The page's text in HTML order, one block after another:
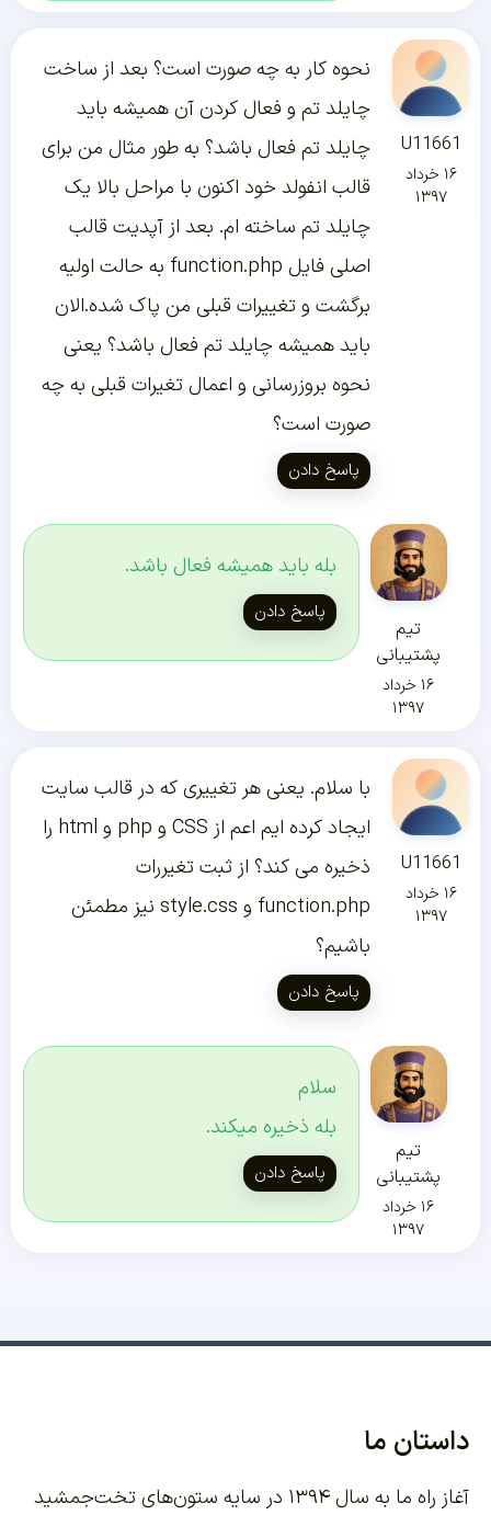
U11661
۱۶ خرداد
۱۳۹۷
نحوه کار به چه صورت است؟ بعد از ساخت
چایلد تم و فعال کردن آن همیشه باید
چایلد تم فعال باشد؟ به طور مثال من برای
قالب انفولد خود اکنون با مراحل بالا یک
چایلد تم ساخته ام. بعد از آپدیت قالب
اصلی فایل function.php به حالت اولیه
برگشت و تغییرات قبلی من پاک شده.الان
باید همیشه چایلد تم فعال باشد؟ یعنی
نحوه بروزرسانی و اعمال تغیرات قبلی به چه
صورت است؟
پاسخ دادن
تیم
پشتیبانی
۱۶ خرداد
۱۳۹۷
بله باید همیشه فعال باشد.
پاسخ دادن
U11661
۱۶ خرداد
۱۳۹۷
با سلام. یعنی هر تغییری که در قالب سایت
ایجاد کرده ایم اعم از CSS و php و html را
ذخیره می کند؟ از ثبت تغیررات
function.php و style.css نیز مطمئن
باشیم؟
پاسخ دادن
تیم
پشتیبانی
۱۶ خرداد
۱۳۹۷
سلام
بله ذخیره میکند.
پاسخ دادن
داستان ما
آغاز راه ما به سال ۱۳۹۴ در سایه ستون‌های تخت‌جمشید